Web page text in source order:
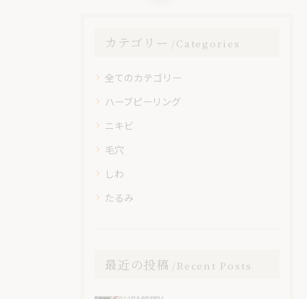
カテゴリー Categories
全てのカテゴリー
ハーブピーリング
ニキビ
毛穴
しわ
たるみ
最近の投稿 Recent Posts